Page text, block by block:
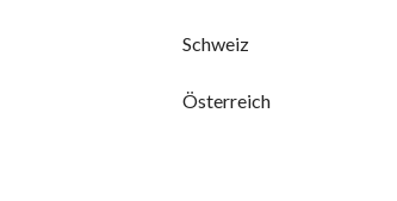
Schweiz
Österreich